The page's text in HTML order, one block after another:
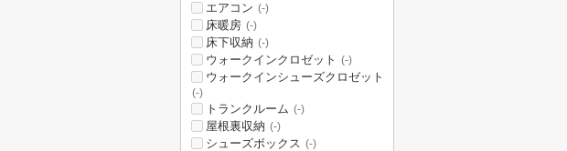
エアコン (-)
床暖房 (-)
床下収納 (-)
ウォークインクロゼット (-)
ウォークインシューズクロゼット
(-)
トランクルーム (-)
屋根裏収納 (-)
シューズボックス (-)